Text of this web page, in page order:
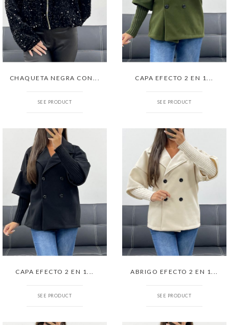
CHAQUETA NEGRA CON...
SEE PRODUCT
CAPA EFECTO 2 EN 1...
SEE PRODUCT
CAPA EFECTO 2 EN 1...
SEE PRODUCT
ABRIGO EFECTO 2 EN 1...
SEE PRODUCT